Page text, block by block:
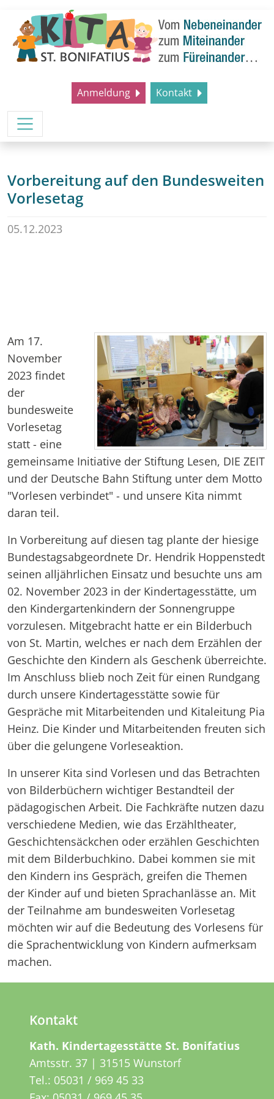
Anmeldung Kontakt
Vorbereitung auf den Bundesweiten
Vorlesetag
05.12.2023
Am 17.
November
2023 findet
der
bundesweite
Vorlesetag
statt - eine
gemeinsame Initiative der Stiftung Lesen, DIE ZEIT
und der Deutsche Bahn Stiftung unter dem Motto
"Vorlesen verbindet" - und unsere Kita nimmt
daran teil.
In Vorbereitung auf diesen tag plante der hiesige
Bundestagsabgeordnete Dr. Hendrik Hoppenstedt
seinen alljährlichen Einsatz und besuchte uns am
02. November 2023 in der Kindertagesstätte, um
den Kindergartenkindern der Sonnengruppe
vorzulesen. Mitgebracht hatte er ein Bilderbuch
von St. Martin, welches er nach dem Erzählen der
Geschichte den Kindern als Geschenk überreichte.
Im Anschluss blieb noch Zeit für einen Rundgang
durch unsere Kindertagesstätte sowie für
Gespräche mit Mitarbeitenden und Kitaleitung Pia
Heinz. Die Kinder und Mitarbeitenden freuten sich
über die gelungene Vorleseaktion.
In unserer Kita sind Vorlesen und das Betrachten
von Bilderbüchern wichtiger Bestandteil der
pädagogischen Arbeit. Die Fachkräfte nutzen dazu
verschiedene Medien, wie das Erzähltheater,
Geschichtensäckchen oder erzählen Geschichten
mit dem Bilderbuchkino. Dabei kommen sie mit
den Kindern ins Gespräch, greifen die Themen
der Kinder auf und bieten Sprachanlässe an. Mit
der Teilnahme am bundesweiten Vorlesetag
möchten wir auf die Bedeutung des Vorlesens für
die Sprachentwicklung von Kindern aufmerksam
machen.
Kontakt
Kath. Kindertagesstätte St. Bonifatius
Amtsstr. 37 | 31515 Wunstorf
Tel.: 05031 / 969 45 33